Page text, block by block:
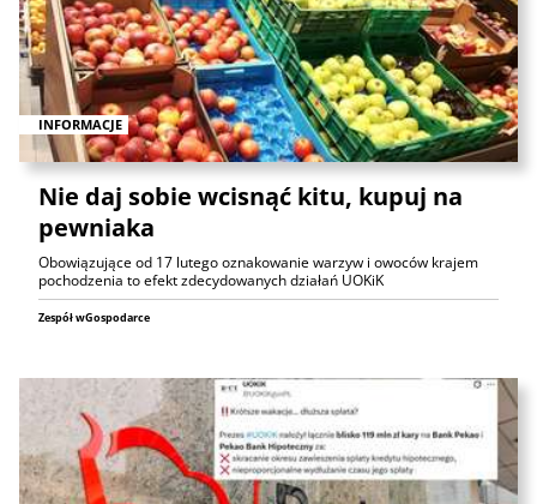
INFORMACJE
Nie daj sobie wcisnąć kitu, kupuj na
pewniaka
Obowiązujące od 17 lutego oznakowanie warzyw i owoców krajem
pochodzenia to efekt zdecydowanych działań UOKiK
Zespół wGospodarce